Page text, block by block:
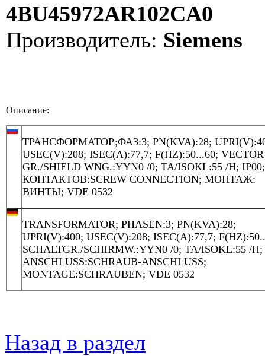
4BU45972AR102CA0
Производитель: Siemens
Описание:
ТРАНСФОРМАТОР;ФАЗ:3; PN(KVA):28;
USEC(V):208; ISEC(A):77,7; F(HZ):50...60; VECTOR
GR./SHIELD WNG.:YYN0 /0; TA/ISOKL:55 /H;
КОНТАКТОВ:SCREW CONNECTION; МОНТАЖ:
ВИНТЫ; VDE 0532
TRANSFORMATOR; PHASEN:3; PN(KVA):28;
UPRI(V):400; USEC(V):208; ISEC(A):77,7;
SCHALTGR./SCHIRMW.:YYN0 /0; TA/ISOKL:55 /H;
ANSCHLUSS:SCHRAUB-ANSCHLUSS;
MONTAGE:SCHRAUBEN; VDE 0532
Назад в раздел